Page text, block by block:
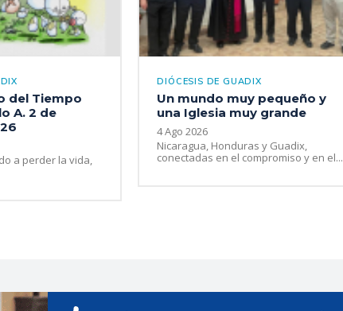
del Tiempo
A. 2 de
a perder la vida,
DIÓCESIS DE GUADIX
Un mundo muy pequeño y
una Iglesia muy grande
4 Ago 2026
Nicaragua, Honduras y Guadix,
conectadas en el compromiso y en el...